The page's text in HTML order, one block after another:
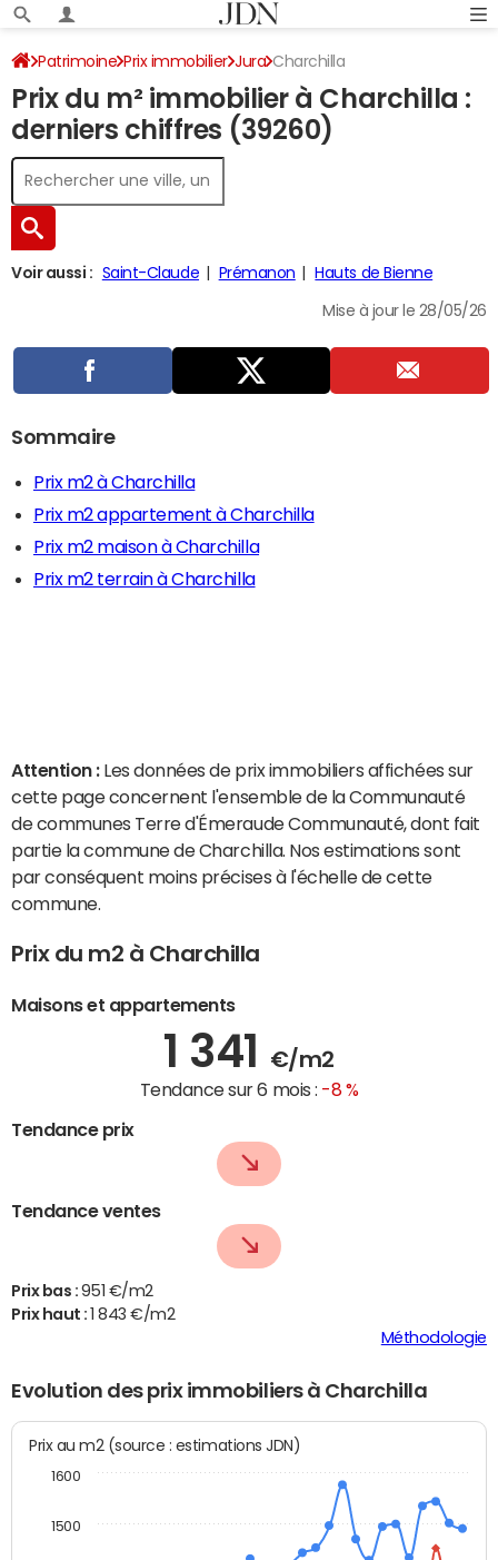
Patrimoine Prix immobilier Jura Charchilla
Prix du m² immobilier à Charchilla :
derniers chiffres (39260)
Voir aussi : Saint-Claude Prémanon Hauts de Bienne
Mise à jour le 28/05/26
Sommaire
Prix m2 à Charchilla
Prix m2 appartement à Charchilla
Prix m2 maison à Charchilla
Prix m2 terrain à Charchilla
Attention : Les données de prix immobiliers affichées sur
cette page concernent l'ensemble de la Communauté
de communes Terre d'Émeraude Communauté, dont fait
partie la commune de Charchilla. Nos estimations sont
par conséquent moins précises à l'échelle de cette
commune.
Prix du m2 à Charchilla
Maisons et appartements
1 341 €/m2
Tendance sur 6 mois : -8 %
Tendance prix
Tendance ventes
Prix bas : 951 €/m2
Prix haut :
1 843 €/m2
Méthodologie
Evolution des prix immobiliers à Charchilla
Prix au m2 (source : estimations JDN)
1500
1600